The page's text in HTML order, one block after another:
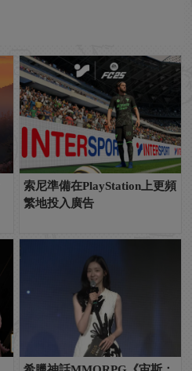
索尼準備在PlayStation上更頻
繁地投入廣告